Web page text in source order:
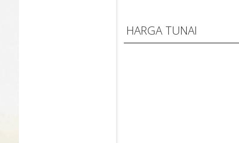
HARGA TUNAI